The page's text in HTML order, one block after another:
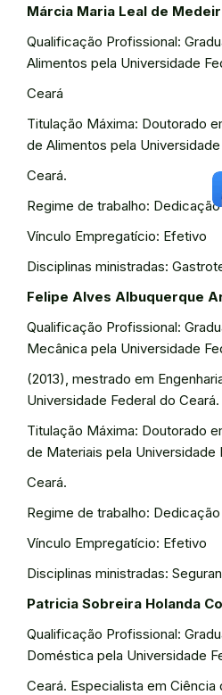
Márcia Maria Leal de
Qualificação Profissional:
Alimentos pela Universidade
Ceará
Titulação Máxima: Doutorado
de Alimentos pela
Ceará.
Regime de trabalho:
Vínculo Empregatício: Efetivo
Disciplinas ministradas:
Felipe Alves Albuquerque
Qualificação Profissional:
Mecânica pela Universidade
(2013), mestrado em
Universidade Federal do Ceará.
Titulação Máxima: Doutorado
de Materiais pela Universidade
Ceará.
Regime de trabalho:
Vínculo Empregatício: Efetivo
Disciplinas ministradas:
Patricia Sobreira Holanda
Qualificação Profissional:
Doméstica pela Universidade
Ceará. Especialista em Ciência